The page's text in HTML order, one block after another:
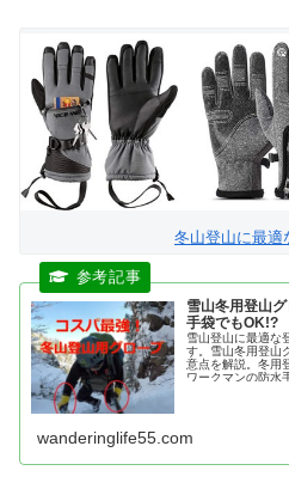
冬山登山に最適
雪山冬用登山
手袋でもOK!?
雪山登山に最適な
す。雪山冬用登山
意点を解説。冬用
ワークマンの防水
wanderinglife55.com